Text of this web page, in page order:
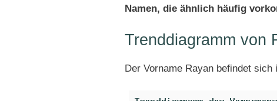
Namen, die ähnlich häufig
Trenddiagramm von
Der Vorname Rayan befindet sich